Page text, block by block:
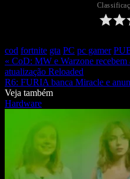
cod fortnite gta PC pc gamer
« CoD: MW e Warzone recebem
atualização Reloaded
R6: FURIA banca Miracle e
Veja também
Hardware